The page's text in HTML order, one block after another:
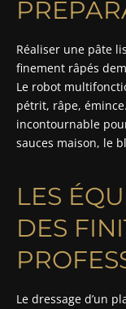
Réaliser une pâte
finement râpés
Le robot
pétrit, râpe,
incontournable
sauces maison, le
LES
DES
Le dressage d’un